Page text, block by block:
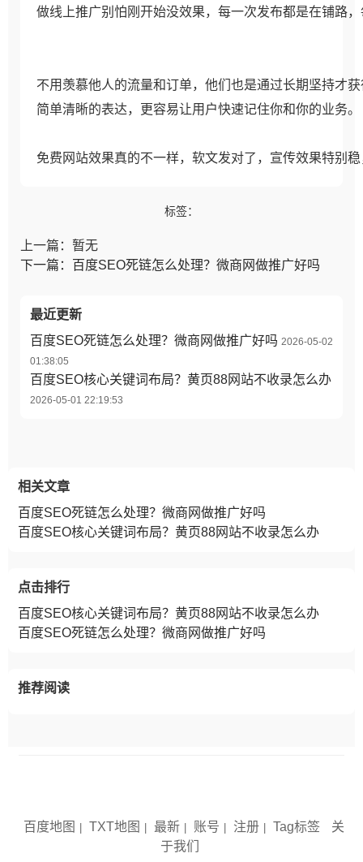
做线上推广别怕刚开始没效果，每一次发布都是在铺路
不用羡慕他人的流量和订单，他们也是通过长期坚持才
简单清晰的表达，更容易让用户快速记住你和你的业务。
免费网站效果真的不一样，软文发对了，宣传效果特别
标签：
上一篇：暂无
下一篇：百度SEO死链怎么处理？微商网做推广好吗
最近更新
百度SEO死链怎么处理？微商网做推广好吗 2026-05-02
01:38:05
百度SEO核心关键词布局？黄页88网站不收录怎么办
2026-05-01 22:19:53
相关文章
百度SEO死链怎么处理？微商网做推广好吗
百度SEO核心关键词布局？黄页88网站不收录怎么办
点击排行
百度SEO核心关键词布局？黄页88网站不收录怎么办
百度SEO死链怎么处理？微商网做推广好吗
推荐阅读
百度地图 TXT地图 最新 账号 注册 Tag标签
关
于我们